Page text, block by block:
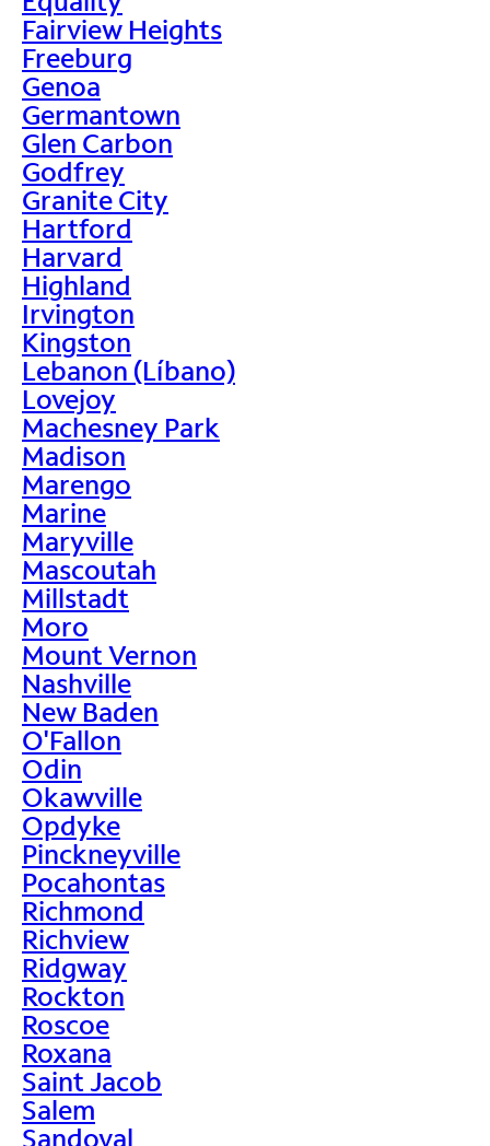
Fairview Heights
Freeburg
Genoa
Germantown
Glen Carbon
Godfrey
Granite City
Hartford
Harvard
Highland
Irvington
Kingston
Lebanon (Líbano)
Lovejoy
Machesney Park
Madison
Marengo
Marine
Maryville
Mascoutah
Millstadt
Moro
Mount Vernon
Nashville
New Baden
O'Fallon
Odin
Okawville
Opdyke
Pinckneyville
Pocahontas
Richmond
Richview
Ridgway
Rockton
Roscoe
Roxana
Saint Jacob
Salem
Sandoval